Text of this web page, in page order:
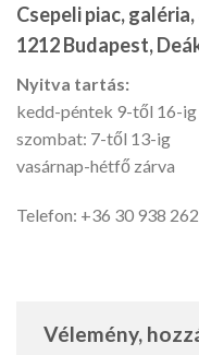
Csepeli piac,
1212 Budapest,
Nyitva tartás:
kedd-péntek 9-től 16-ig
szombat: 7-től 13-ig
vasárnap-hétfő zárva
Telefon: +36 30 938
Vélemény,